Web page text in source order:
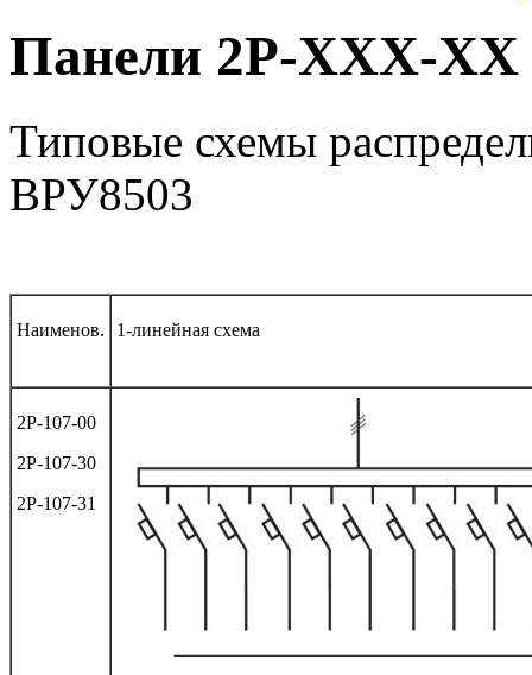
Панели 2Р-ХХХ-ХХ
Типовые схемы
ВРУ8503
Наименов. 1-линейная схема
2Р-107-00
2Р-107-30
2Р-107-31